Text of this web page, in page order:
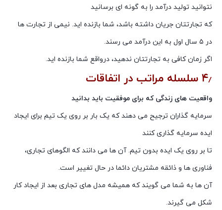
نتوانید تولید درآمد را به گونه ای برسانید
که تجارتتان جریان داشته باشد، شما بازنده اید. نیمی از تجارت ها
در ۵ سال اول به این درآمد می رسند.
اگر زمان کافی به تجارتتان ندهید، درواقع شما بازنده اید.
۴٫ سلسله مراتب در اتفاقات
واقعیت های زندگی که برای موفقیت باید بدانید
سرمایه گذاران ترجیح می دهند که یک بار بر روی یک تیم برای ایجاد
ایده سرمایه گذاری کنند
تا بر روی یک ایده بدون تیم. آن ها می دانند که الگوهای تجاری،
فناوری ها و ذائقه مشتریان دائما در حال تغییر است.
آن ها به شما می گویند که همیشه مدل های تجاری بعد از ایجاد کار
شکل می گیرند.